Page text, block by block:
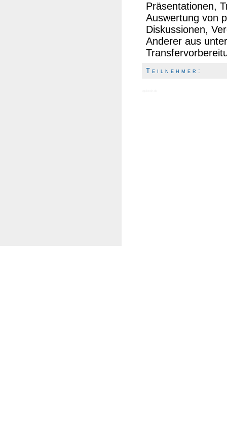
Präsentationen,
Auswertung von
Diskussionen,
Anderer aus
T e i l n e h m e r :